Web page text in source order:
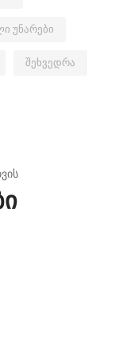
უნარები
შეხვედრა